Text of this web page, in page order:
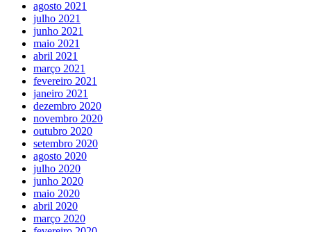
agosto 2021
julho 2021
junho 2021
maio 2021
abril 2021
março 2021
fevereiro 2021
janeiro 2021
dezembro 2020
novembro 2020
outubro 2020
setembro 2020
agosto 2020
julho 2020
junho 2020
maio 2020
abril 2020
março 2020